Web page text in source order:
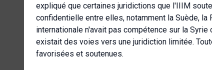
expliqué que certaines juridictions que l'IIIM
confidentielle entre elles, notamment la Suède, la
internationale n'avait pas compétence sur la
existait des voies vers une juridiction limitée.
favorisées et soutenues.